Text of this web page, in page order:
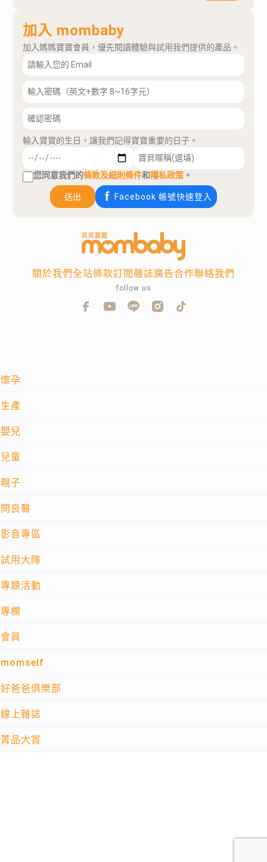
加入 mombaby
加入媽媽寶寶會員，優先閱讀體驗與試用我們提供的產品。
輸入寶寶的生日，讓我們記得寶寶重要的日子。
您同意我們的條款及細則條件和隱私政策 。
送出 Facebook 帳號快速登入
懷孕
生產
嬰兒
兒童
親子
問良醫
影音專區
試用大隊
專題活動
專欄
會員
momself
好爸爸俱樂部
線上雜誌
菁品大賞
關於我們全站條款訂閱雜誌廣告合作聯絡我們
follow us